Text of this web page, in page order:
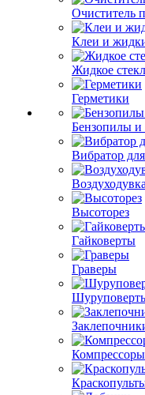
Очиститель
Клеи и
Жидкое
Герметики
Бензопилы и
Вибратор
Высоторез
Гайковерты
Граверы
Компрессоры